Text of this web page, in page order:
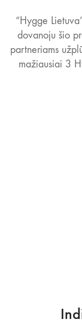
“Hygge
dovanoju šio
partneriams
mažiausiai 3